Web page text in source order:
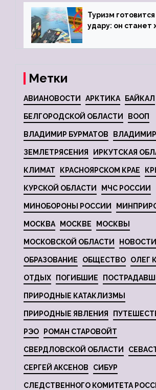
Туризм
удару: он станет
Метки
АВИАНОВОСТИ АРКТИКА БАЙКАЛ
БЕЛГОРОДСКОЙ ОБЛАСТИ ВООП
ВЛАДИМИР БУРМАТОВ
ЗЕМЛЕТРЯСЕНИЯ ИРКУТСКАЯ
КЛИМАТ КРАСНОЯРСКОМ КРАЕ
КУРСКОЙ ОБЛАСТИ МЧС РОССИИ
МИНОБОРОНЫ РОССИИ
МОСКВА МОСКВЕ МОСКВЫ
МОСКОВСКОЙ ОБЛАСТИ
ОБРАЗОВАНИЕ ОБЩЕСТВО ОЛЕГ
ОТДЫХ ПОГИБШИЕ
ПРИРОДНЫЕ КАТАКЛИЗМЫ
ПРИРОДНЫЕ ЯВЛЕНИЯ
РЭО РОМАН СТАРОВОЙТ
СВЕРДЛОВСКОЙ ОБЛАСТИ
СЕРГЕЙ АКСЕНОВ СИБУР
СЛЕДСТВЕННОГО КОМИТЕТА